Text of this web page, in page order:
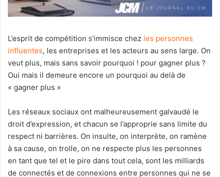
L’esprit de compétition s’immisce chez les personnes
influentes, les entreprises et les acteurs au sens large. On
veut plus, mais sans savoir pourquoi ! pour gagner plus ?
Oui mais il demeure encore un pourquoi au delà de
« gagner plus »
Les réseaux sociaux ont malheureusement galvaudé le
droit d’expression, et chacun se l’approprie sans limite du
respect ni barrières. On insulte, on interprète, on ramène
à sa cause, on trolle, on ne respecte plus les personnes
en tant que tel et le pire dans tout cela, sont les milliards
de connectés et de connexions entre personnes qui ne se